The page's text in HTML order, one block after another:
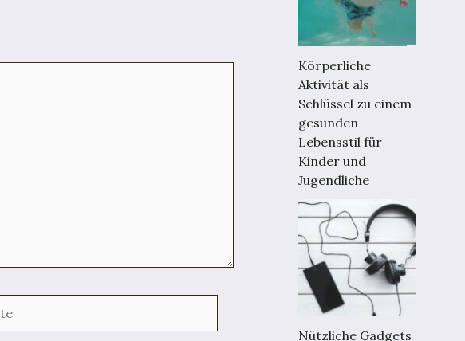
Körperliche
Aktivität als
Schlüssel zu einem
gesunden
Lebensstil für
Kinder und
Jugendliche
Nützliche Gadgets